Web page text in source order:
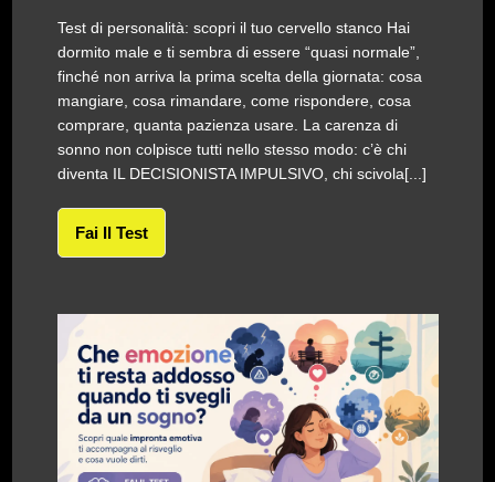
Test di personalità: scopri il tuo cervello stanco Hai
dormito male e ti sembra di essere “quasi normale”,
finché non arriva la prima scelta della giornata: cosa
mangiare, cosa rimandare, come rispondere, cosa
comprare, quanta pazienza usare. La carenza di
sonno non colpisce tutti nello stesso modo: c’è chi
diventa IL DECISIONISTA IMPULSIVO, chi scivola[...]
Fai Il Test